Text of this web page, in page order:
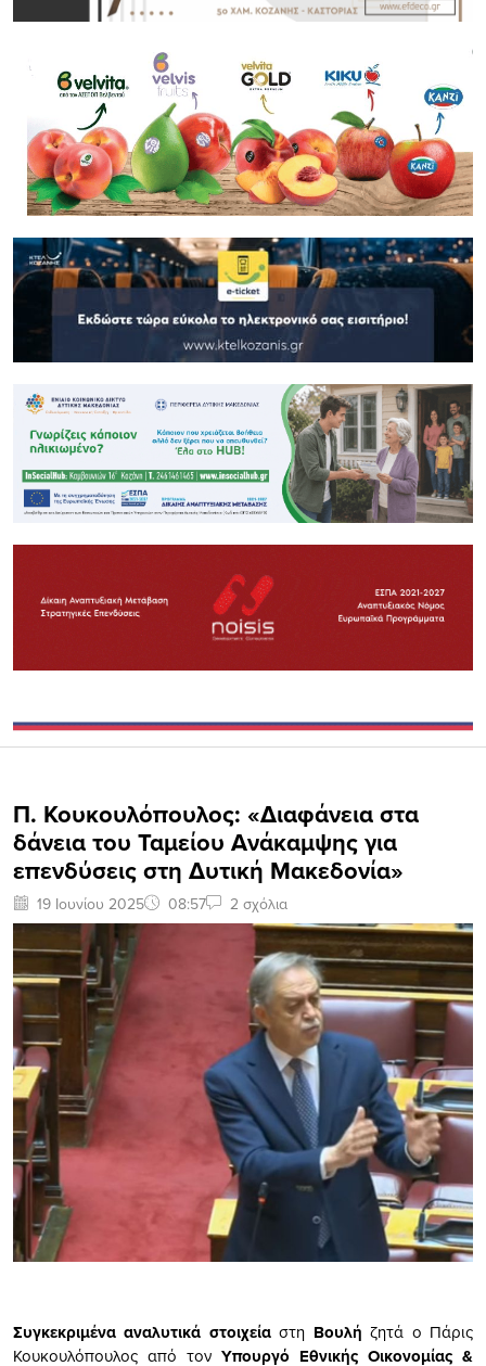
Π. Κουκουλόπουλος: «Διαφάνεια στα
δάνεια του Ταμείου Ανάκαμψης για
επενδύσεις στη Δυτική Μακεδονία»
19 Ιουνίου 2025 08:57 2 σχόλια
Συγκεκριμένα αναλυτικά στοιχείαστη Βουλήζητά ο Πάρις
Κουκουλόπουλος από τον Υπουργό Εθνικής Οικονομίας &